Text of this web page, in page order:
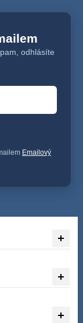
odhlásíte
Emailový